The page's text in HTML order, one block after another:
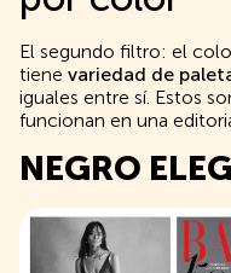
El segundo filtro: el
tiene variedad de
iguales entre sí. Estos
funcionan en una
NEGRO